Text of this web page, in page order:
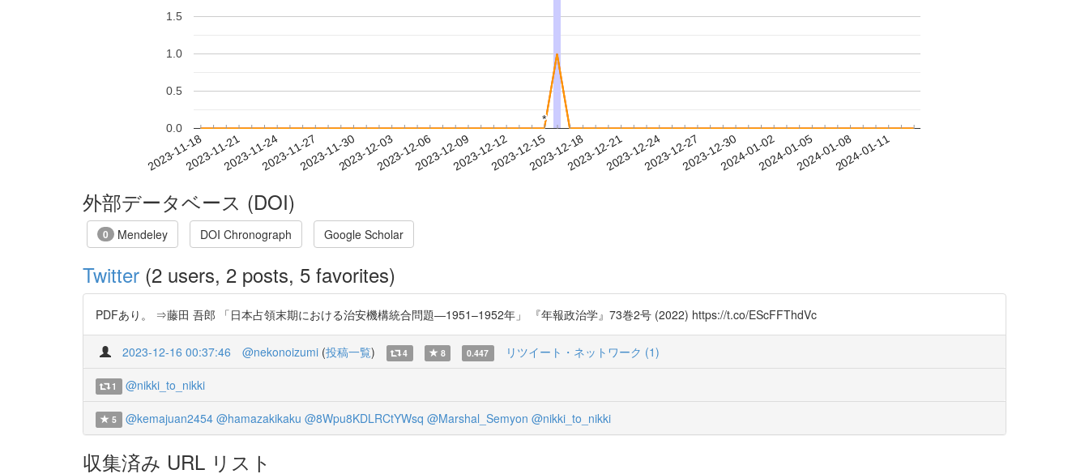
2023-11-182023-11-212023-11-242023-11-272023-11-302023-12-032023-12-062023-12-092023-12-122023-12-152023-12-182023-12-212023-12-242023-12-272023-12-302024-01-022024-01-052024-01-082024-01-11
0.0
0.5
1.0
1.5
*
*
外部データベース (DOI)
0 Mendeley DOI Chronograph Google Scholar
Twitter (2 users, 2 posts, 5 favorites)
PDFあり。 ⇒藤田 吾郎 「日本占領末期における治安機構統合問題―1951–1952年」 『年報政治学』73巻2号 (2022) https://t.co/EScFFThdVc
2023-12-16 00:37:46 @nekonoizumi (投稿一覧) 4 8 0.447 リツイート・ネットワーク (1)
1 @nikki_to_nikki
5 @kemajuan2454 @hamazakikaku @8Wpu8KDLRCtYWsq @Marshal_Semyon @nikki_to_nikki
収集済み URL リスト